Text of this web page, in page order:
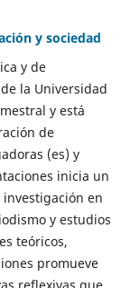
y sociedad
y de
la Universidad
y está
de
(es) y
inicia un
en
y estudios
teóricos,
promueve
reflexivas que